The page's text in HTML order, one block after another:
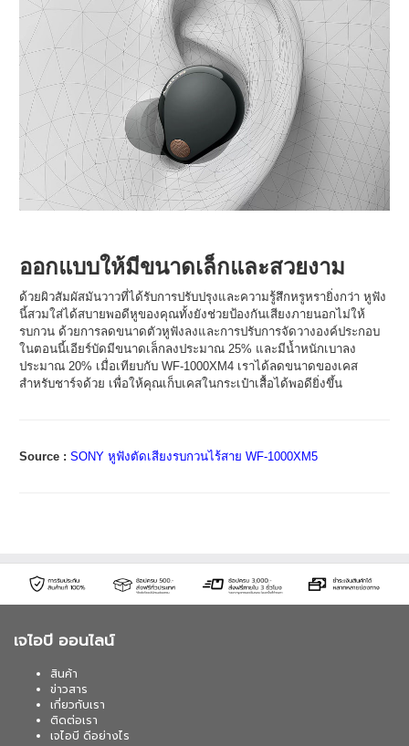
ออกแบบให้มีขนาดเล็กและสวยงาม
ด้วยผิวสัมผัสมันวาวที่ได้รับการปรับปรุงและความรู้สึกหรูหรายิ่งกว่า หูฟัง
นี้สวมใส่ได้สบายพอดีหูของคุณทั้งยังช่วยป้องกันเสียงภายนอกไม่ให้
รบกวน ด้วยการลดขนาดตัวหูฟังลงและการปรับการจัดวางองค์ประกอบ
ในตอนนี้เอียร์บัดมีขนาดเล็กลงประมาณ 25% และมีน้ำหนักเบาลง
ประมาณ 20% เมื่อเทียบกับ WF-1000XM4 เราได้ลดขนาดของเคส
สำหรับชาร์จด้วย เพื่อให้คุณเก็บเคสในกระเป๋าเสื้อได้พอดียิ่งขึ้น
Source : SONY หูฟังตัดเสียงรบกวนไร้สาย WF-1000XM5
เจไอบี ออนไลน์
สินค้า
ข่าวสาร
เกี่ยวกับเรา
ติดต่อเรา
เจไอบี ดีอย่างไร